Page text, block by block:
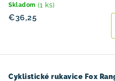
Skladom (1 ks)
€36,25
Cyklistické rukavice Fox